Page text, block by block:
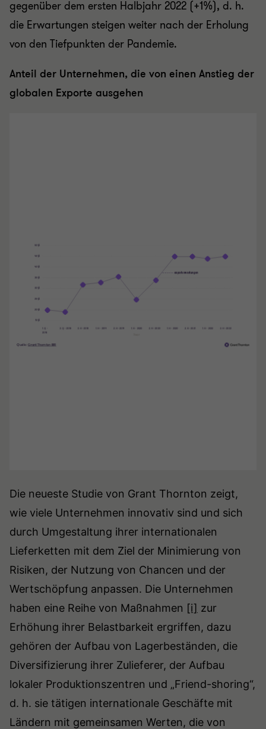
gegenüber dem ersten Halbjahr 2022 (+1%), d. h.
die Erwartungen steigen weiter nach der Erholung
von den Tiefpunkten der Pandemie.
Anteil der Unternehmen, die von einen Anstieg der
globalen Exporte ausgehen
Die neueste Studie von Grant Thornton zeigt,
wie viele Unternehmen innovativ sind und sich
durch Umgestaltung ihrer internationalen
Lieferketten mit dem Ziel der Minimierung von
Risiken, der Nutzung von Chancen und der
Wertschöpfung anpassen. Die Unternehmen
haben eine Reihe von Maßnahmen [i] zur
Erhöhung ihrer Belastbarkeit ergriffen, dazu
gehören der Aufbau von Lagerbeständen, die
Diversifizierung ihrer Zulieferer, der Aufbau
lokaler Produktionszentren und „Friend-shoring“,
d. h. sie tätigen internationale Geschäfte mit
Ländern mit gemeinsamen Werten, die von